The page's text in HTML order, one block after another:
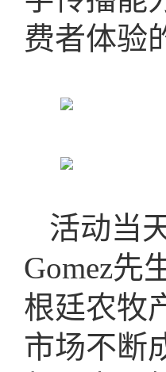
费者体验
活动当
Gomez先
根廷农牧
市场不断